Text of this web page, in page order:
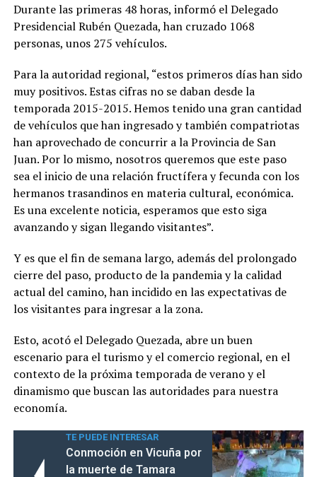
Durante las primeras 48 horas, informó el Delegado
Presidencial Rubén Quezada, han cruzado 1068
personas, unos 275 vehículos.
Para la autoridad regional, “estos primeros días han sido
muy positivos. Estas cifras no se daban desde la
temporada 2015-2015. Hemos tenido una gran cantidad
de vehículos que han ingresado y también compatriotas
han aprovechado de concurrir a la Provincia de San
Juan. Por lo mismo, nosotros queremos que este paso
sea el inicio de una relación fructífera y fecunda con los
hermanos trasandinos en materia cultural, económica.
Es una excelente noticia, esperamos que esto siga
avanzando y sigan llegando visitantes”.
Y es que el fin de semana largo, además del prolongado
cierre del paso, producto de la pandemia y la calidad
actual del camino, han incidido en las expectativas de
los visitantes para ingresar a la zona.
Esto, acotó el Delegado Quezada, abre un buen
escenario para el turismo y el comercio regional, en el
contexto de la próxima temporada de verano y el
dinamismo que buscan las autoridades para nuestra
economía.
TE PUEDE INTERESAR
Conmoción en Vicuña por
la muerte de Tamara